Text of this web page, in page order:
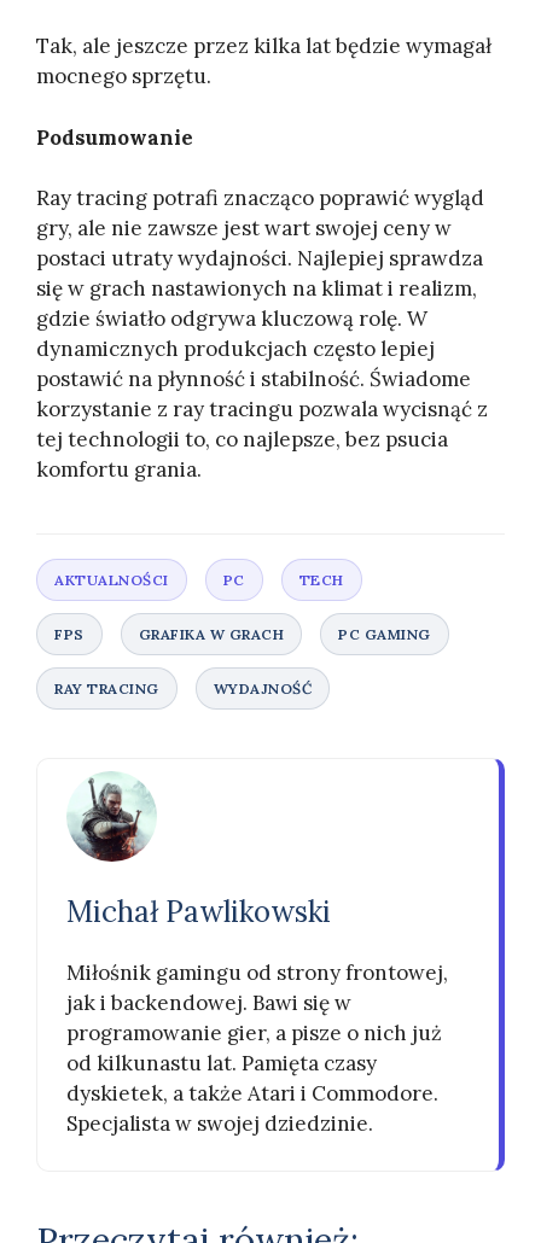
Tak, ale jeszcze przez kilka lat będzie wymagał
mocnego sprzętu.
Podsumowanie
Ray tracing potrafi znacząco poprawić wygląd
gry, ale nie zawsze jest wart swojej ceny w
postaci utraty wydajności. Najlepiej sprawdza
się w grach nastawionych na klimat i realizm,
gdzie światło odgrywa kluczową rolę. W
dynamicznych produkcjach często lepiej
postawić na płynność i stabilność. Świadome
korzystanie z ray tracingu pozwala wycisnąć z
tej technologii to, co najlepsze, bez psucia
komfortu grania.
Michał Pawlikowski
Miłośnik gamingu od strony frontowej,
jak i backendowej. Bawi się w
programowanie gier, a pisze o nich już
od kilkunastu lat. Pamięta czasy
dyskietek, a także Atari i Commodore.
Specjalista w swojej dziedzinie.